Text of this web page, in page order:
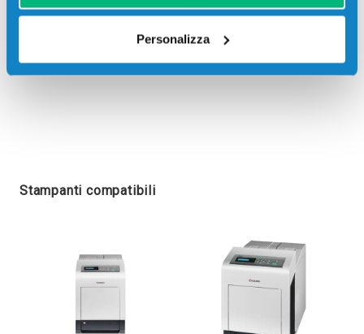
Personalizza
Stampanti compatibili